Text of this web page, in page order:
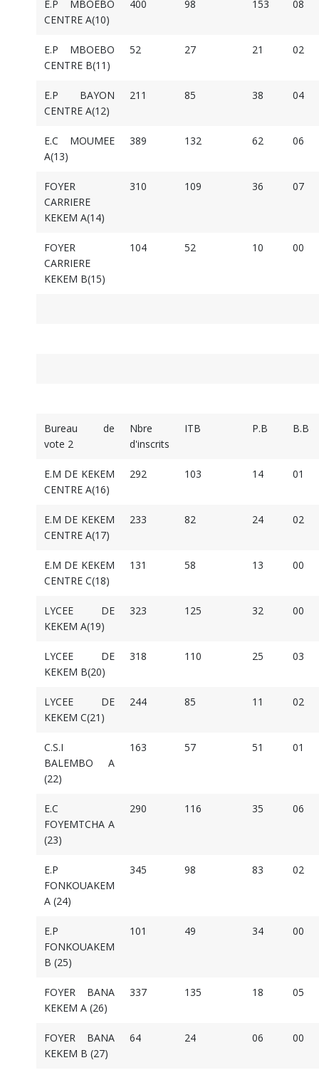
E.P MBOEBO
CENTRE A(10)
400 98 153 08
E.P MBOEBO
CENTRE B(11)
52 27 21 02
E.P BAYON
CENTRE A(12)
211 85 38 04
E.C MOUMEE
A(13)
389 132 62 06
FOYER
CARRIERE
KEKEM A(14)
310 109 36 07
FOYER
CARRIERE
KEKEM B(15)
104 52 10 00
Bureau de
vote 2
Nbre
d'inscrits
ITB P.B B.B
E.M DE KEKEM
CENTRE A(16)
292 103 14 01
E.M DE KEKEM
CENTRE A(17)
233 82 24 02
E.M DE KEKEM
CENTRE C(18)
131 58 13 00
LYCEE DE
KEKEM A(19)
323 125 32 00
LYCEE DE
KEKEM B(20)
318 110 25 03
LYCEE DE
KEKEM C(21)
244 85 11 02
C.S.I
BALEMBO A
(22)
163 57 51 01
E.C
FOYEMTCHA A
(23)
290 116 35 06
E.P
FONKOUAKEM
A (24)
345 98 83 02
E.P
FONKOUAKEM
B (25)
101 49 34 00
FOYER BANA
KEKEM A (26)
337 135 18 05
FOYER BANA
KEKEM B (27)
64 24 06 00